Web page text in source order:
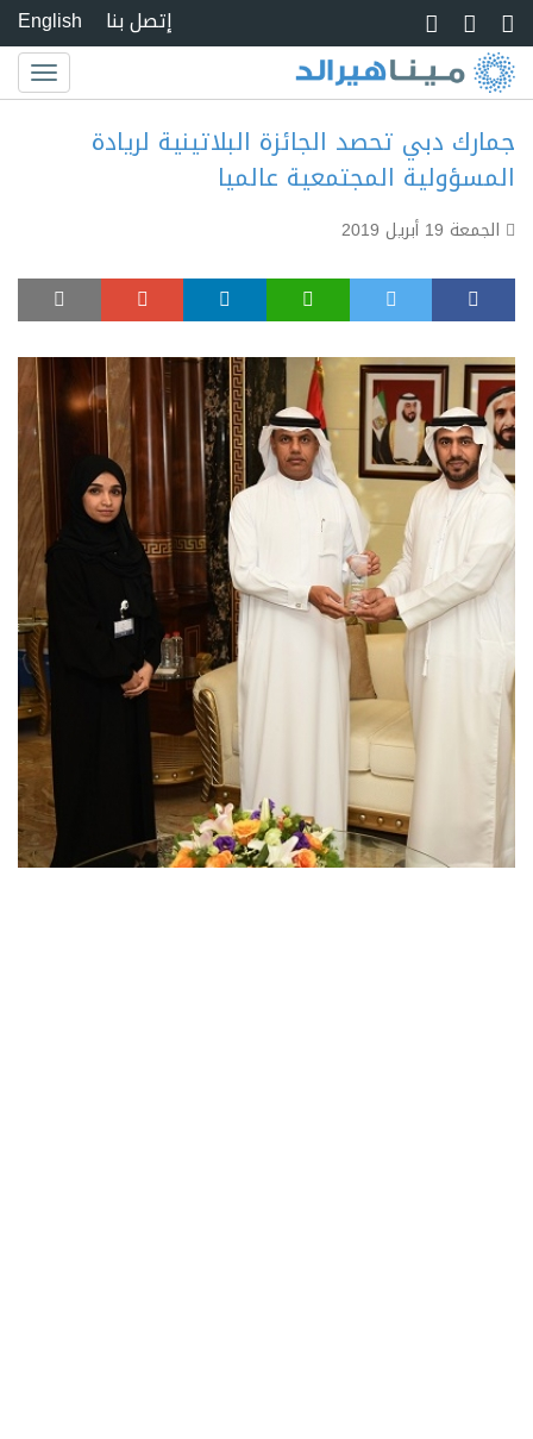
Skip to main
English
إتصل بنا
Toggle
جمارك دبي تحصد الجائزة البلاتينية لريادة
المسؤولية المجتمعية عالميا
الجمعة 19 أبريل 2019